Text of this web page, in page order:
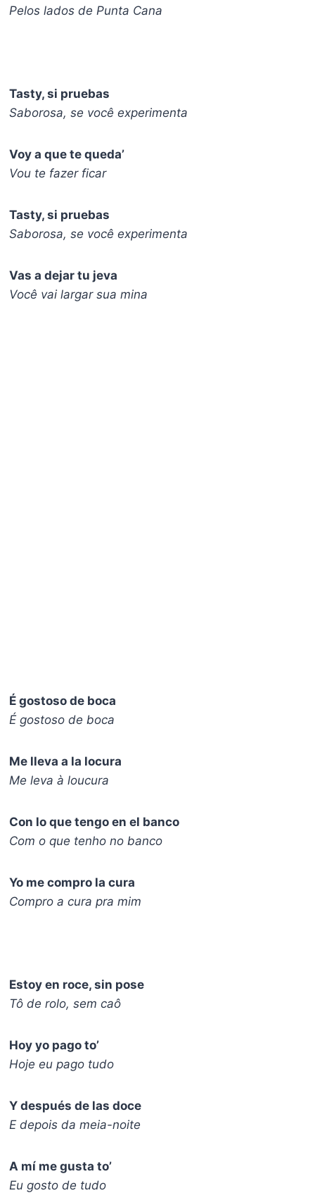
Pelos lados de Punta Cana
Tasty, si pruebas
Saborosa, se você experimenta
Voy a que te queda’
Vou te fazer ficar
Tasty, si pruebas
Saborosa, se você experimenta
Vas a dejar tu jeva
Você vai largar sua mina
É gostoso de boca
É gostoso de boca
Me lleva a la locura
Me leva à loucura
Con lo que tengo en el banco
Com o que tenho no banco
Yo me compro la cura
Compro a cura pra mim
Estoy en roce, sin pose
Tô de rolo, sem caô
Hoy yo pago to’
Hoje eu pago tudo
Y después de las doce
E depois da meia-noite
A mí me gusta to’
Eu gosto de tudo